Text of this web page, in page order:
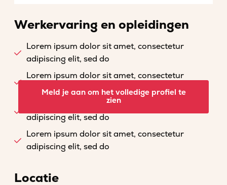
Werkervaring en opleidingen
Lorem ipsum dolor sit amet, consectetur
adipiscing elit, sed do
Lorem ipsum dolor sit amet, consectetur
adipiscing elit, sed do
Lorem ipsum dolor sit amet, consectetur
adipiscing elit, sed do
Lorem ipsum dolor sit amet, consectetur
adipiscing elit, sed do
Meld je aan om het volledige profiel te
zien
Locatie